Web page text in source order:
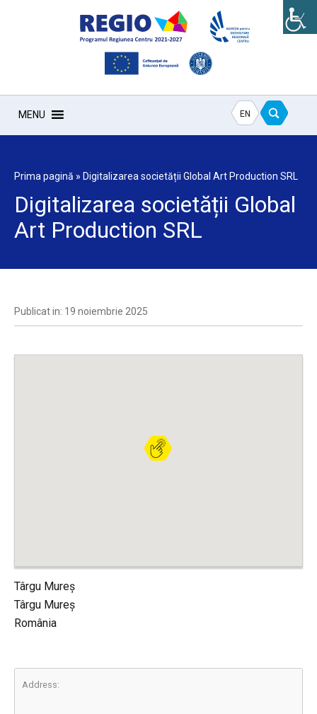
MENU EN
Prima pagină » Digitalizarea societății Global Art Production SRL
Digitalizarea societății Global
Art Production SRL
Publicat in: 19 noiembrie 2025
Târgu Mureș
Târgu Mureș
România
Address: